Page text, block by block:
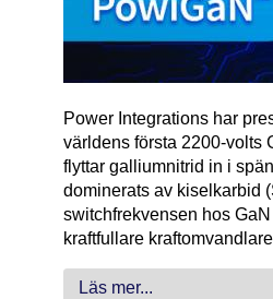
Power Integrations har
världens första 2200-volts
flyttar galliumnitrid in i
dominerats av kiselkarbid
switchfrekvensen hos
kraftfullare
Läs mer...